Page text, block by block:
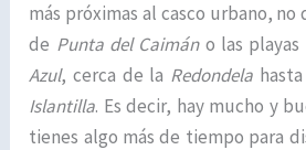
más próximas al casco urbano, no
de Punta del Caimáno las playas
Azul, cerca de la Redondela
Islantilla. Es decir, hay mucho y
tienes algo más de tiempo para